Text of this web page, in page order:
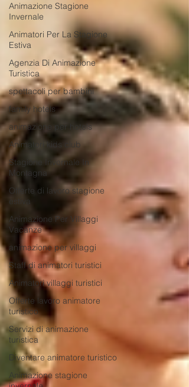
Animazione Stagione
Invernale
Animatori Per La Stagione
Estiva
Agenzia Di Animazione
Turistica
spettacoli per bambini
family hotels
animazione per hotels
Animatori kids club
Stagione Invernale In
Montagna
Offerte di lavoro stagione
estiva
Animazione Per Villaggi
Vacanze
animazione per villaggi
Staff di animatori turistici
Animatori villaggi turistici
Offerte lavoro animatore
turistico
Servizi di animazione
turistica
Diventare animatore turistico
Animazione stagione